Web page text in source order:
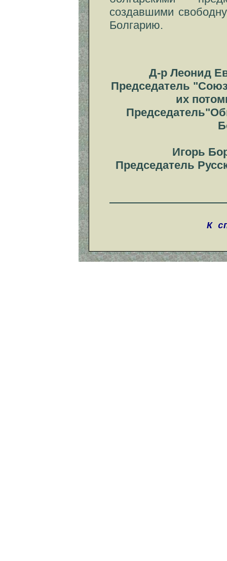
создавшими
Болгарию.
Д-р Леонид
Председатель
их
Игорь
Председатель
К